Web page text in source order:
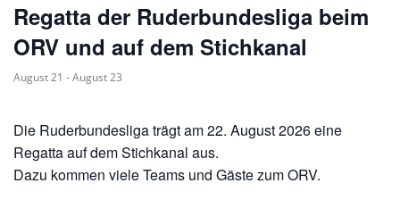
VERANSTALTUNGEN
Regatta der Ruderbundesliga beim
ORV und auf dem Stichkanal
August 21 -August 23
Die Ruderbundesliga trägt am 22. August 2026 eine
Regatta auf dem Stichkanal aus.
Dazu kommen viele Teams und Gäste zum ORV.